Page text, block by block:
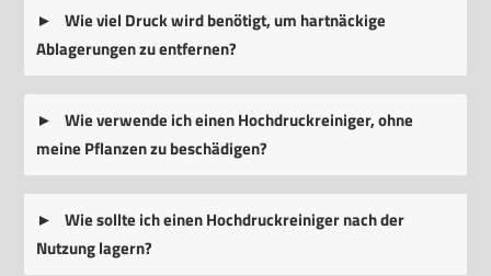
Wie viel Druck wird benötigt, um hartnäckige
Ablagerungen zu entfernen?
Wie verwende ich einen Hochdruckreiniger, ohne
meine Pflanzen zu beschädigen?
Wie sollte ich einen Hochdruckreiniger nach der
Nutzung lagern?